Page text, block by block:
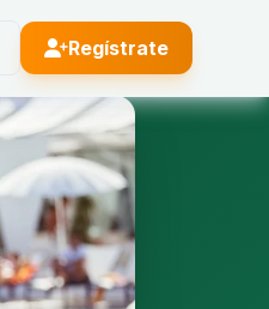
Regístrate